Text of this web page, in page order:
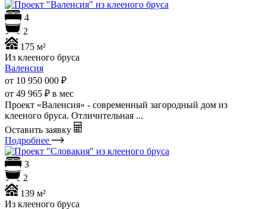
4
2
175 м²
Из клееного бруса
Валенсия
от 10 950 000 ₽
от 49 965 ₽ в мес
Проект «Валенсия» - современный загородный дом из
клееного бруса. Отличительная ...
Оставить заявку
Подробнее
3
2
139 м²
Из клееного бруса